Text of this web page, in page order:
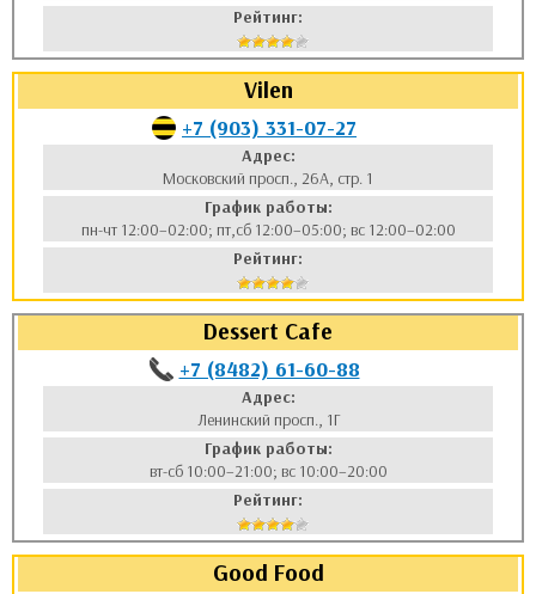
Рейтинг:
Vilen
+7 (903) 331-07-27
Адрес:
Московский просп., 26А, стр. 1
График работы:
пн-чт 12:00–02:00; пт,сб 12:00–05:00; вс 12:00–02:00
Рейтинг:
Dessert Cafe
+7 (8482) 61-60-88
Адрес:
Ленинский просп., 1Г
График работы:
вт-сб 10:00–21:00; вс 10:00–20:00
Рейтинг:
Good Food